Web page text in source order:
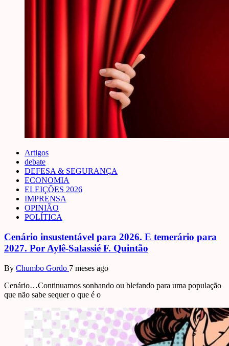
Artigos
debate
DEFESA & SEGURANÇA
ECONOMIA
ELEIÇÕES 2026
IMPRENSA
OPINIÃO
POLÍTICA
Cenário insustentável para 2026. E temerário para
2027. Por Aylê-Salassié F. Quintão
By Chumbo Gordo 7 meses ago
Cenário…Continuamos sonhando ou blefando para uma população
que não sabe sequer o que é o